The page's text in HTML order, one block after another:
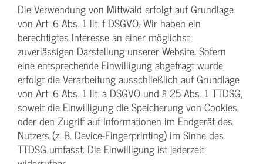
Die Verwendung von Mittwald erfolgt auf Grundlage
von Art. 6 Abs. 1 lit. f DSGVO. Wir haben ein
berechtigtes Interesse an einer möglichst
zuverlässigen Darstellung unserer Website. Sofern
eine entsprechende Einwilligung abgefragt wurde,
erfolgt die Verarbeitung ausschließlich auf Grundlage
von Art. 6 Abs. 1 lit. a DSGVO und § 25 Abs. 1 TTDSG,
soweit die Einwilligung die Speicherung von Cookies
oder den Zugriff auf Informationen im Endgerät des
Nutzers (z. B. Device-Fingerprinting) im Sinne des
TTDSG umfasst. Die Einwilligung ist jederzeit